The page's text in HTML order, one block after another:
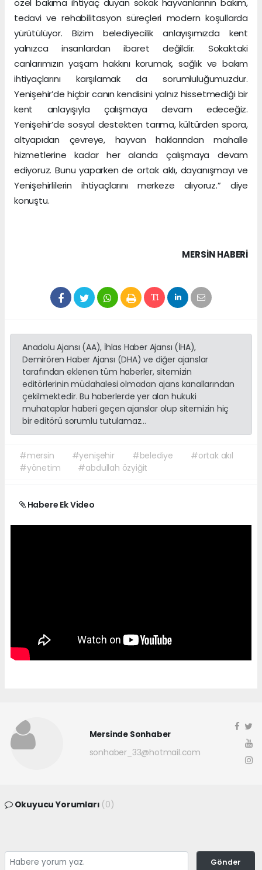
tedavi ve rehabilitasyon süreçleri modern koşullarda
yürütülüyor. Bizim belediyecilik anlayışımızda kent
yalnızca insanlardan ibaret değildir. Sokaktaki
canlarımızın yaşam hakkını korumak, sağlık ve bakım
ihtiyaçlarını karşılamak da sorumluluğumuzdur.
Yenişehir’de hiçbir canın kendisini yalnız hissetmediği bir
kent anlayışıyla çalışmaya devam edeceğiz.
Yenişehir’de sosyal destekten tarıma, kültürden spora,
altyapıdan çevreye, hayvan haklarından mahalle
hizmetlerine kadar her alanda çalışmaya devam
ediyoruz. Bunu yaparken de ortak aklı, dayanışmayı ve
Yenişehirlilerin ihtiyaçlarını merkeze alıyoruz.” diye
konuştu.
MERSIN HABERİ
Anadolu Ajansı (AA), İhlas Haber Ajansı (İHA),
Demirören Haber Ajansı (DHA) ve diğer ajanslar
tarafından eklenen tüm haberler, sitemizin
editörlerinin müdahalesi olmadan ajans kanallarından
çekilmektedir. Bu haberlerde yer alan hukuki
muhataplar haberi geçen ajanslar olup sitemizin hiç
bir editörü sorumlu tutulamaz...
#mersin #yenişehir #belediye
#ortak akıl
#yönetim
#abdullah özyiğit
Habere Ek Video
Mersinde Sonhaber
sonhaber_33@hotmail.com
Okuyucu Yorumları (0)
Gönder